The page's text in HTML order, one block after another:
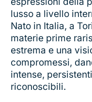
lusso a livello
Nato in Italia, a
materie prime
estrema e una
compromessi,
intense,
riconoscibili.